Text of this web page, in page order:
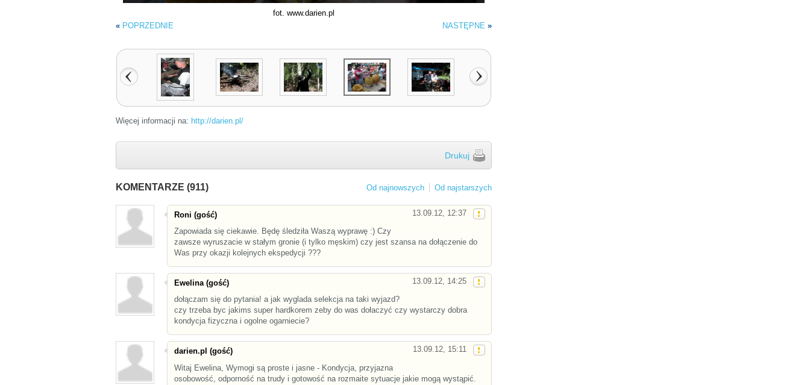
fot. www.darien.pl
« POPRZEDNIE NASTĘPNE »
Więcej informacji na: http://darien.pl/
Drukuj
KOMENTARZE (911) Od najnowszych Od najstarszych
Roni (gość) 13.09.12, 12:37
Zapowiada się ciekawie. Będę śledziła Waszą wyprawę :) Czy
zawsze wyruszacie w stałym gronie (i tylko męskim) czy jest szansa na dołączenie do
Was przy okazji kolejnych ekspedycji ???
Ewelina (gość) 13.09.12, 14:25
dołączam się do pytania! a jak wyglada selekcja na taki wyjazd?
czy trzeba byc jakims super hardkorem zeby do was dołaczyć czy wystarczy dobra
kondycja fizyczna i ogolne ogarniecie?
darien.pl (gość) 13.09.12, 15:11
Witaj Ewelina, Wymogi są proste i jasne - Kondycja, przyjazna
osobowość, odporność na trudy i gotowość na rozmaite sytuacje jakie mogą wystąpić.